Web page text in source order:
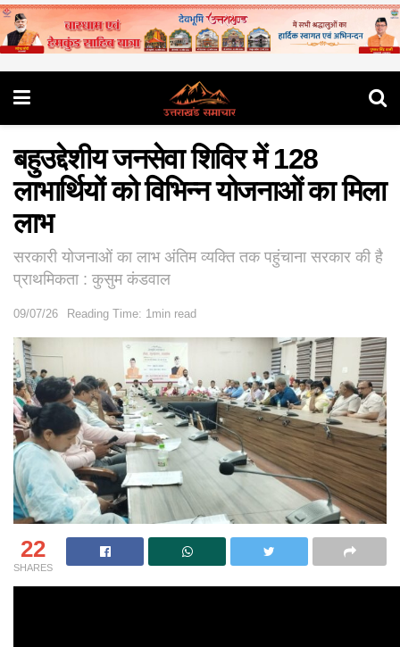
बहुउद्देशीय जनसेवा शिविर में 128
लाभार्थियों को विभिन्न योजनाओं का मिला
लाभ
सरकारी योजनाओं का लाभ अंतिम व्यक्ति तक पहुंचाना सरकार की है
प्राथमिकता : कुसुम कंडवाल
09/07/26 Reading Time: 1min read
22
SHARES